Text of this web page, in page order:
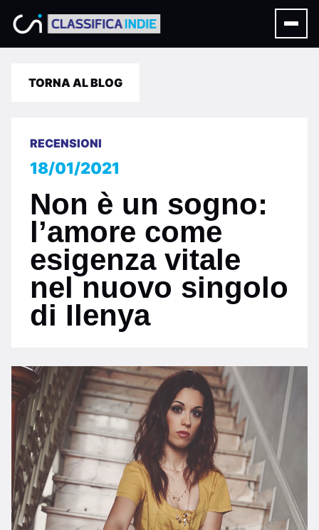
TORNA AL BLOG
RECENSIONI
18/01/2021
Non è un sogno:
l’amore come
esigenza vitale
nel nuovo singolo
di Ilenya